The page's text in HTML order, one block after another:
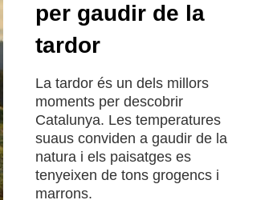
per gaudir de la
tardor
La tardor és un dels millors
moments per descobrir
Catalunya. Les temperatures
suaus conviden a gaudir de la
natura i els paisatges es
tenyeixen de tons grogencs i
marrons.